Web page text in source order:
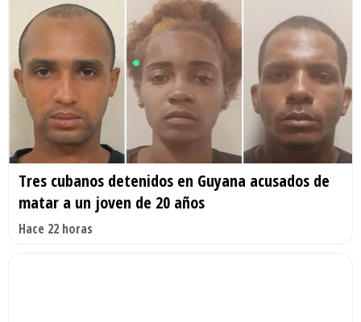
Tres cubanos detenidos en Guyana acusados de
matar a un joven de 20 años
Hace 22 horas